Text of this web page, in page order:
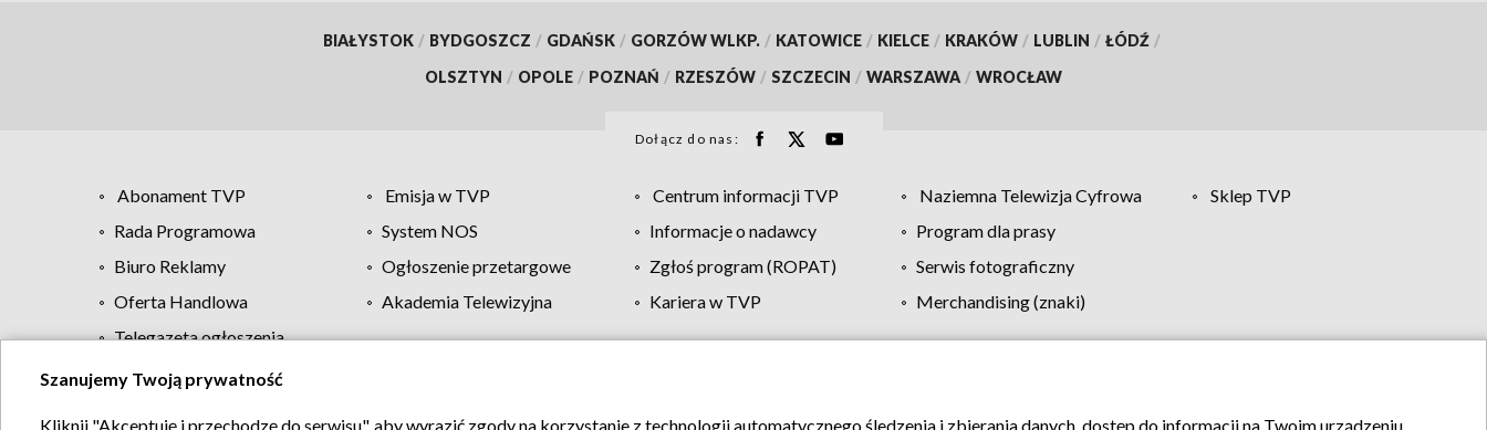
BIAŁYSTOK / BYDGOSZCZ / GDAŃSK / GORZÓW WLKP. / KATOWICE / KIELCE / KRAKÓW / LUBLIN / ŁÓDŹ /
OLSZTYN / OPOLE / POZNAŃ / RZESZÓW / SZCZECIN / WARSZAWA / WROCŁAW
Dołącz do nas:
Abonament TVP Emisja w TVP Centrum informacji TVP Naziemna Telewizja Cyfrowa
Sklep TVP
Rada Programowa
System NOS Informacje o nadawcy
Program dla prasy
Biuro Reklamy
Ogłoszenie przetargowe Zgłoś program (ROPAT)
Serwis fotograficzny
Oferta Handlowa
Akademia Telewizyjna Kariera w TVP
Merchandising (znaki)
Telegazeta ogłoszenia
Regulamin TVP Polityka prywatności Moje zgody Pomoc Biuro reklamy Kontakt
Szanujemy Twoją prywatność
Kliknij "Akceptuję i przechodzę do serwisu", aby wyrazić zgody na korzystanie z technologii automatycznego śledzenia i zbierania danych, dostęp do informacji na Twoim urządzeniu